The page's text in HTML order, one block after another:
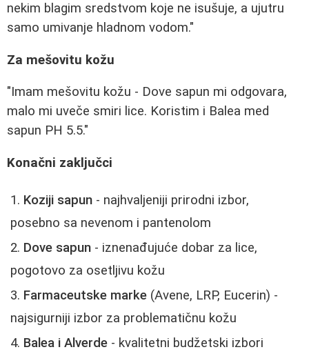
nekim blagim sredstvom koje ne isušuje, a ujutru
samo umivanje hladnom vodom."
Za mešovitu kožu
"Imam mešovitu kožu - Dove sapun mi odgovara,
malo mi uveče smiri lice. Koristim i Balea med
sapun PH 5.5."
Konačni zaključci
Koziji sapun - najhvaljeniji prirodni izbor,
posebno sa nevenom i pantenolom
Dove sapun - iznenađujuće dobar za lice,
pogotovo za osetljivu kožu
Farmaceutske marke (Avene, LRP, Eucerin) -
najsigurniji izbor za problematičnu kožu
Balea i Alverde - kvalitetni budžetski izbori